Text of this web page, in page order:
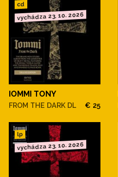
cd
vychádza 23. 10. 2026
IOMMI TONY
FROM THE DARK DL € 25
lp
vychádza 23. 10. 2026